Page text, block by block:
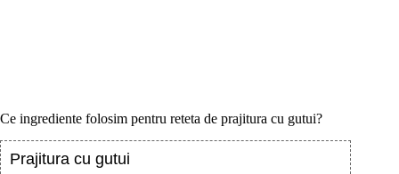
Ce ingrediente folosim pentru reteta de prajitura cu gutui?
Prajitura cu gutui